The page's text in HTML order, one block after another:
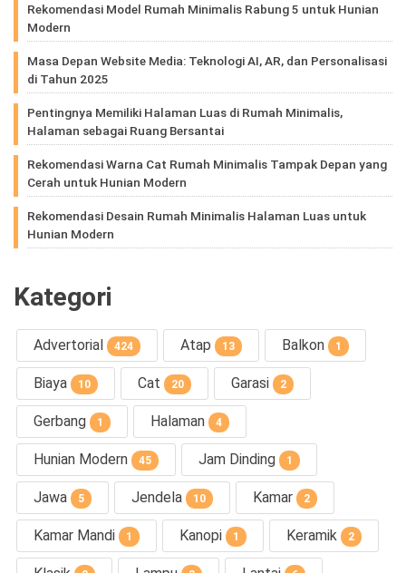
Rekomendasi Model Rumah Minimalis Rabung 5 untuk Hunian
Modern
Masa Depan Website Media: Teknologi AI, AR, dan Personalisasi
di Tahun 2025
Pentingnya Memiliki Halaman Luas di Rumah Minimalis,
Halaman sebagai Ruang Bersantai
Rekomendasi Warna Cat Rumah Minimalis Tampak Depan yang
Cerah untuk Hunian Modern
Rekomendasi Desain Rumah Minimalis Halaman Luas untuk
Hunian Modern
Kategori
Advertorial 424 Atap 13 Balkon 1
Biaya 10 Cat 20 Garasi 2
Gerbang 1 Halaman 4
Hunian Modern 45 Jam Dinding 1
Jawa 5 Jendela 10 Kamar 2
Kamar Mandi 1 Kanopi 1 Keramik 2